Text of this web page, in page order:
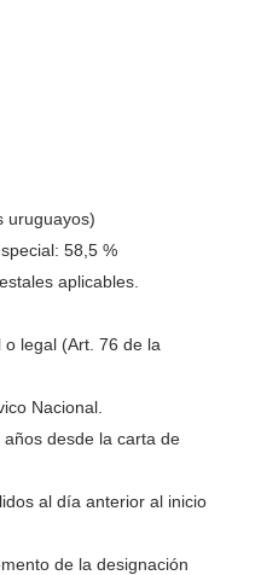
uruguayos)
58,5 %
aplicables.
legal (Art. 76 de la
Nacional.
desde la carta de
al día anterior al inicio
de la designación